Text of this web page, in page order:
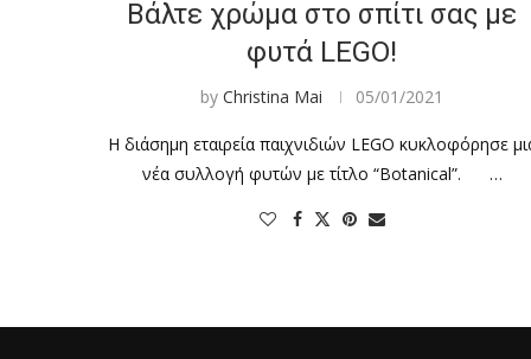
Βάλτε χρώμα στο σπίτι σας με
φυτά LEGO!
byChristina Mai 05/01/2021
Η διάσημη εταιρεία παιχνιδιών LEGO κυκλοφόρησε
νέα συλλογή φυτών με τίτλο “Botanical”. …